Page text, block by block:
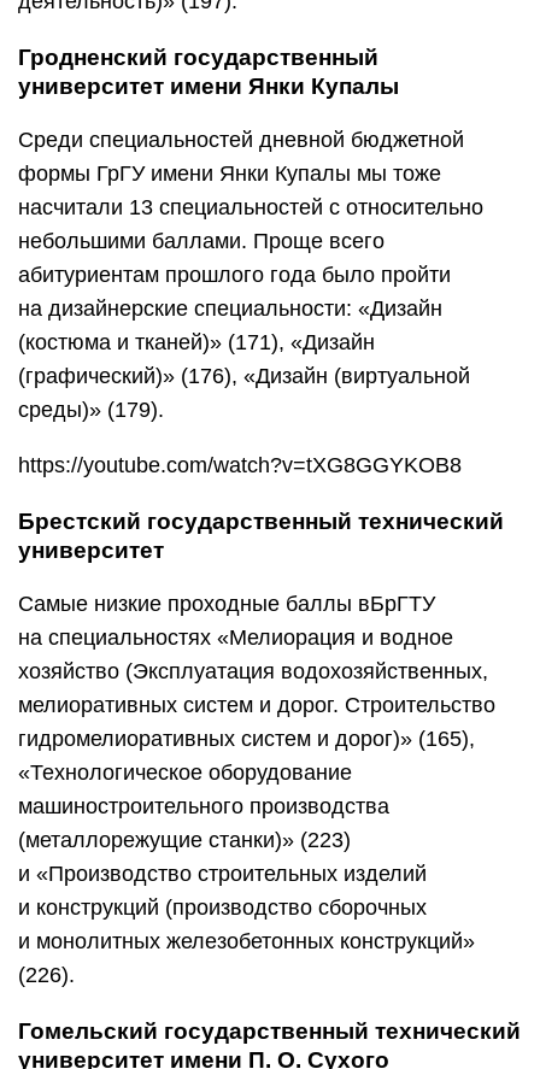
«Технологическое оборудование
машиностроительного производства
(металлорежущие станки)» (223)
и конструкций (производство сборочных
и монолитных железобетонных конструкций»
(226).
Гомельский государственный технический
университет имени П. О. Сухого
В ГГТУ имени П. О. Сухого самый низкий
проходной балл — 155 — сложился
на специальности «Проектирование
и производство сельскохозяйственной техники
на специальностях «Металлургическое
производство и материалообработка (обработка
металлов давлением, электрометаллургия
чёрных и цветных металлов)» (163), «Машины
и технология обработки материалов давлением»
(171), «Автоматизированные электроприводы
(автоматизированный электропривод
промышленных и транспортных установок)»
(178).